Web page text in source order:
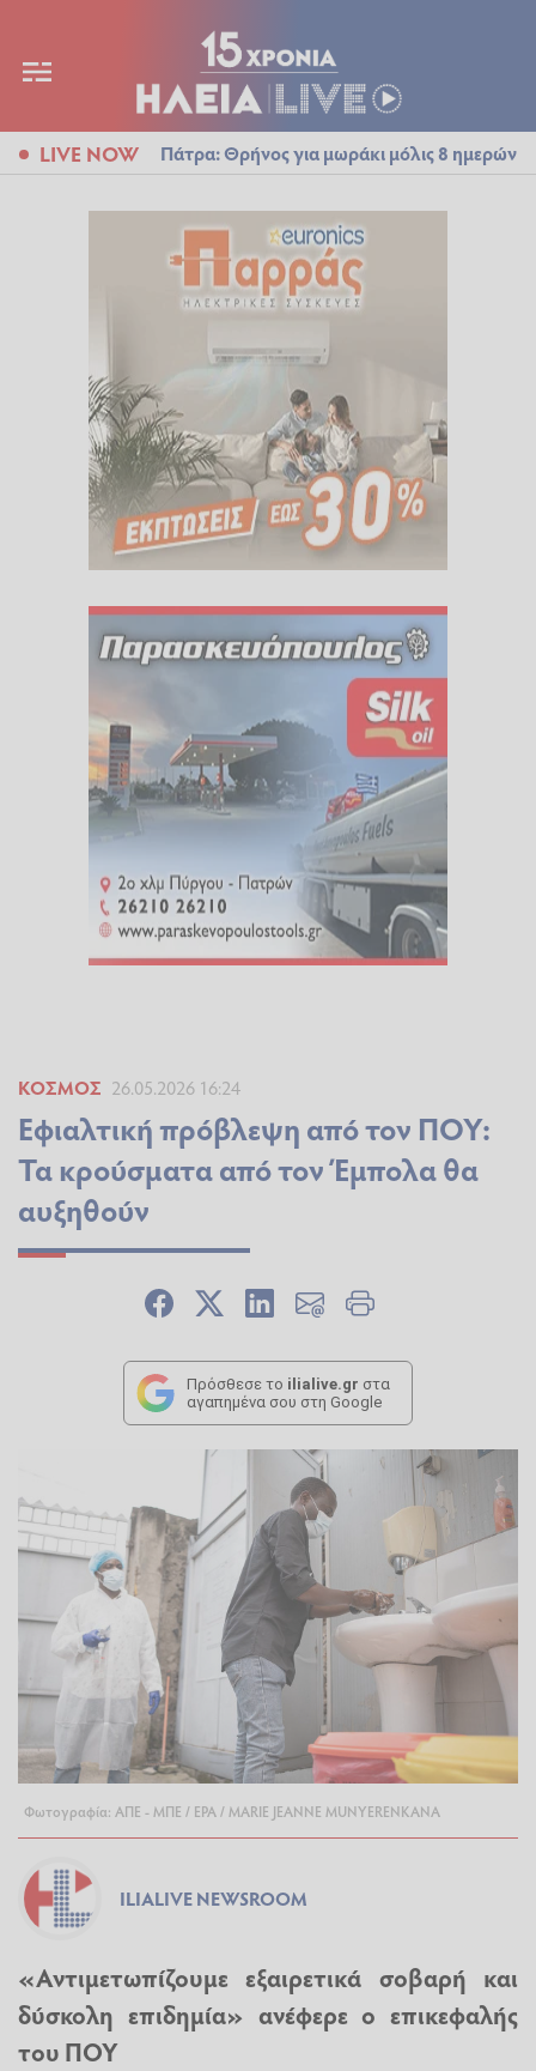
LIVE NOW Πάτρα: Θρήνος για μωράκι μόλις 8 ημερών
ΚΌΣΜΟΣ 26.05.2026 16:24
Εφιαλτική πρόβλεψη από τον ΠΟΥ:
Τα κρούσματα από τον Έμπολα θα
αυξηθούν
Πρόσθεσε το ilialive.gr στα
αγαπημένα σου στη Google
Φωτογραφία: ΑΠΕ - ΜΠΕ / EPA / MARIE JEANNE MUNYERENKANA
ILIALIVE NEWSROOM
«Αντιμετωπίζουμε εξαιρετικά σοβαρή και
δύσκολη επιδημία» ανέφερε ο επικεφαλής
του ΠΟΥ